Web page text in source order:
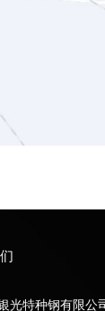
光特种钢有限公